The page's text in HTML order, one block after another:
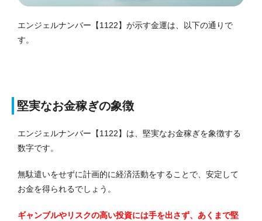
エンジェルナンバー【1122】が示す金運は、以下の通りで
す。
堅実なお金稼ぎの象徴
エンジェルナンバー【1122】は、堅実なお金稼ぎを象徴する
数字です。
無駄遣いをせずに計画的に経済活動をすることで、安定して
お金を得られるでしょう。
ギャンブルやリスクの高い投資には手を出さず、あくまで堅